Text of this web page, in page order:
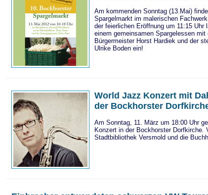
Am kommenden Sonntag (13.Mai)
Spargelmarkt im malerischen
der feierlichen Eröffnung um 11:15 Uhr
einem gemeinsamen Spargelessen
Bürgermeister Horst Hardiek und der
Ulrike Boden ein!
World Jazz Konzert mit
der Bockhorster
Am Sonntag, 11. März um 18:00 Uhr
Konzert in der Bockhorster Dorfkirche.
Stadtbibliothek Versmold und die